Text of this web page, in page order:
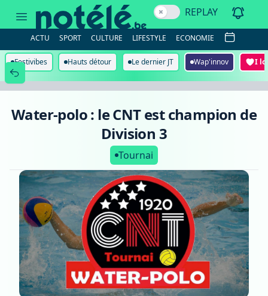
est
champion
Division
3
REPLAY
ACTU SPORT CULTURE LIFESTYLE ECONOMIE
Festivibes Hauts détour Le dernier JT Wap'innov I
Water-polo : le CNT est champion de
Division 3
Tournai